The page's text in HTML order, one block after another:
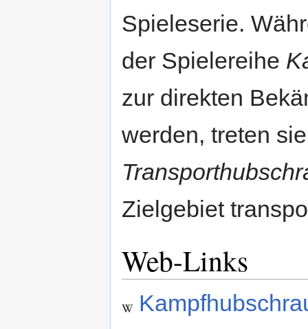
Spieleserie.
der Spielereihe
zur direkten
werden, treten
Zielgebiet
Web-Links